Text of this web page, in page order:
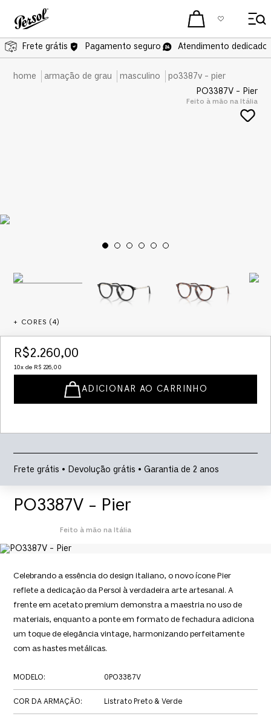
Frete grátis Pagamento seguro Atendimento dedicado
armação de grau masculino
po3387v - pier
PO3387V - Pier
Feito à mão na Itália
+ CORES (4)
R$2.260,00
10x de R$ 226,00
ADICIONAR AO CARRINHO
Frete grátis • Devolução grátis • Garantia de 2 anos
PO3387V - Pier
Feito à mão na Itália
Celebrando a essência do design italiano, o novo ícone Pier
reflete a dedicação da Persol à verdadeira arte artesanal. A
frente em acetato premium demonstra a maestria no uso de
materiais, enquanto a ponte em formato de fechadura adiciona
um toque de elegância vintage, harmonizando perfeitamente
com as hastes metálicas.
MODELO: 0PO3387V
COR DA ARMAÇÃO: Listrato Preto & Verde